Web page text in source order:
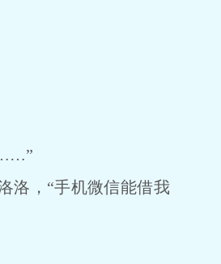
，“手机微信能借我